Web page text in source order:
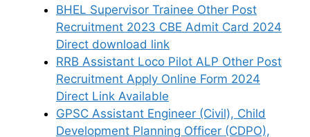
BHEL Supervisor Trainee Other Post
Recruitment 2023 CBE Admit Card 2024
Direct download link
RRB Assistant Loco Pilot ALP Other Post
Recruitment Apply Online Form 2024
Direct Link Available
GPSC Assistant Engineer (Civil), Child
Development Planning Officer (CDPO),